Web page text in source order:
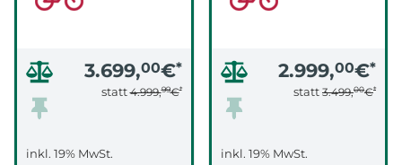
3.699,00€*
statt4.999,99€*
inkl. 19% MwSt.
2.999,00€*
statt 3.499,00€*
inkl. 19% MwSt.